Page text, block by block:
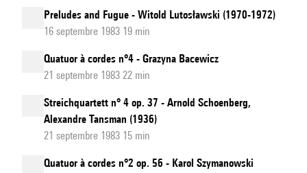
Preludes and Fugue - Witold Lutosławski (1970-1972)
16 septembre 1983 19 min
Quatuor à cordes n°4 - Grazyna Bacewicz
21 septembre 1983 22 min
Streichquartett n° 4 op. 37 - Arnold Schoenberg,
Alexandre Tansman (1936)
21 septembre 1983 15 min
Quatuor à cordes n°2 op. 56 - Karol Szymanowski